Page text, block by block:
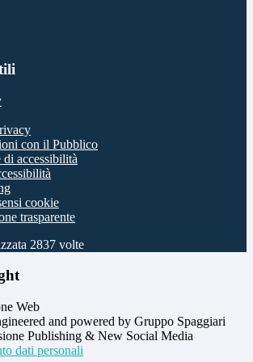
con il Pubblico
accessibilità
cookie
trasparente
2837 volte
and powered by Gruppo Spaggiari
Publishing & New Social Media
dati personali